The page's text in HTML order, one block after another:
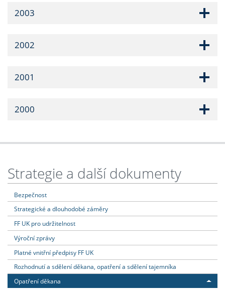
2003
2002
2001
2000
Strategie a další dokumenty
Bezpečnost
Strategické a dlouhodobé záměry
FF UK pro udržitelnost
Výroční zprávy
Platné vnitřní předpisy FF UK
Rozhodnutí a sdělení děkana, opatření a sdělení tajemníka
Opatření děkana